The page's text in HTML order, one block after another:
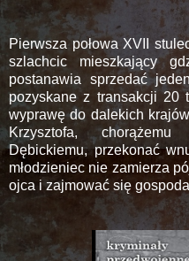
Pierwsza połowa XVII
szlachcic mieszkający
postanawia sprzedać
pozyskane z transakcji 20
wyprawę do dalekich
Krzysztofa,
Dębickiemu, przekonać
młodzieniec nie zamierza
ojca i zajmować się